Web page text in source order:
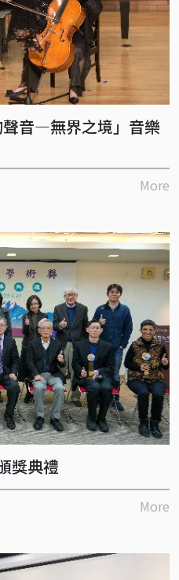
聲音—無界之境」音樂
More
獎典禮
More